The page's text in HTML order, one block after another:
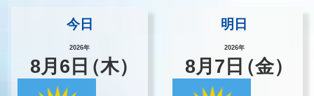
今日
2026年
8月 6 日（木）
明日
2026年
8月 7 日（金）